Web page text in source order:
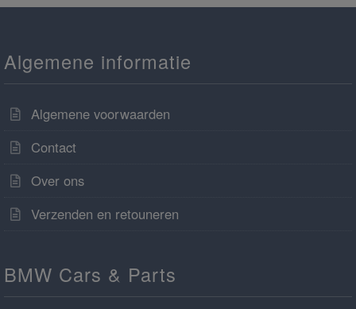
Algemene informatie
Algemene voorwaarden
Contact
Over ons
Verzenden en retouneren
BMW Cars & Parts